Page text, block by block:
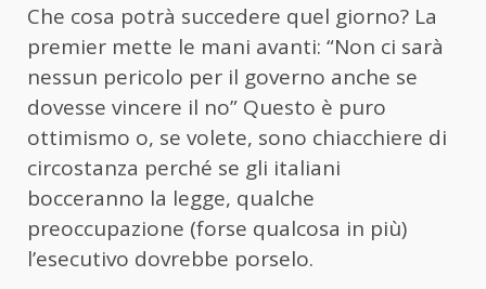
Che cosa potrà succedere quel giorno? La
premier mette le mani avanti: “Non ci sarà
nessun pericolo per il governo anche se
dovesse vincere il no” Questo è puro
ottimismo o, se volete, sono chiacchiere di
circostanza perché se gli italiani
bocceranno la legge, qualche
preoccupazione (forse qualcosa in più)
l’esecutivo dovrebbe porselo.